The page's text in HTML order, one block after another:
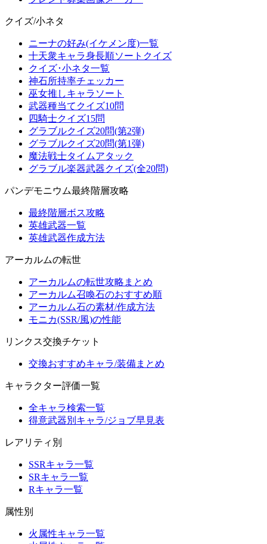
クイズ/小ネタ
ニーナの好み(イケメン度)一覧
十天衆キャラ身長順ソートクイズ
クイズ･小ネタ一覧
神石所持率チェッカー
巫女推しキャラソート
武器種当てクイズ10問
四騎士クイズ15問
グラブルクイズ20問(第2弾)
グラブルクイズ20問(第1弾)
魔法戦士タイムアタック
グラブル楽器武器クイズ(全20問)
パンデモニウム最終階層攻略
最終階層ボス攻略
英雄武器一覧
英雄武器作成方法
アーカルムの転世
アーカルムの転世攻略まとめ
アーカルム召喚石のおすすめ順
アーカルム石の素材/作成方法
モニカ(SSR/風)の性能
リンクス交換チケット
交換おすすめキャラ/装備まとめ
キャラクター評価一覧
全キャラ検索一覧
得意武器別キャラ/ジョブ早見表
レアリティ別
SSRキャラ一覧
SRキャラ一覧
Rキャラ一覧
属性別
火属性キャラ一覧